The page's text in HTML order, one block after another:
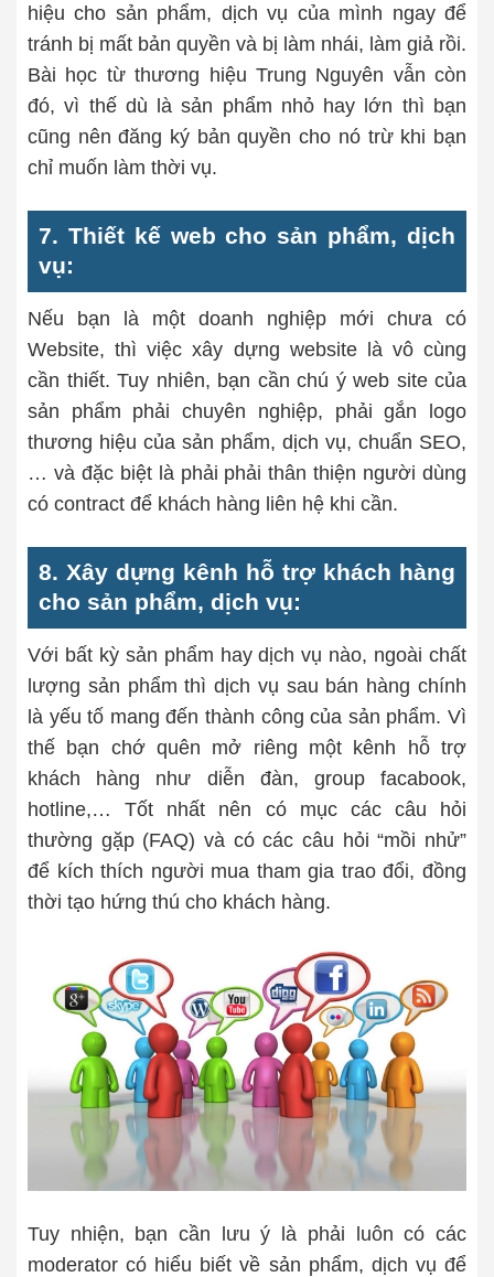
hiệu cho sản phẩm, dịch vụ của mình ngay để
tránh bị mất bản quyền và bị làm nhái, làm giả rồi.
Bài học từ thương hiệu Trung Nguyên vẫn còn
đó, vì thế dù là sản phẩm nhỏ hay lớn thì bạn
cũng nên đăng ký bản quyền cho nó trừ khi bạn
chỉ muốn làm thời vụ.
7. Thiết kế web cho sản phẩm, dịch
vụ:
Nếu bạn là một doanh nghiệp mới chưa có
Website, thì việc xây dựng website là vô cùng
cần thiết. Tuy nhiên, bạn cần chú ý web site của
sản phẩm phải chuyên nghiệp, phải gắn logo
thương hiệu của sản phẩm, dịch vụ, chuẩn SEO,
… và đặc biệt là phải phải thân thiện người dùng
có contract để khách hàng liên hệ khi cần.
8. Xây dựng kênh hỗ trợ khách hàng
cho sản phẩm, dịch vụ:
Với bất kỳ sản phẩm hay dịch vụ nào, ngoài chất
lượng sản phẩm thì dịch vụ sau bán hàng chính
là yếu tố mang đến thành công của sản phẩm. Vì
thế bạn chớ quên mở riêng một kênh hỗ trợ
khách hàng như diễn đàn, group facabook,
hotline,… Tốt nhất nên có mục các câu hỏi
thường gặp (FAQ) và có các câu hỏi “mồi nhử”
để kích thích người mua tham gia trao đổi, đồng
thời tạo hứng thú cho khách hàng.
Tuy nhiện, bạn cần lưu ý là phải luôn có các
moderator có hiểu biết về sản phẩm, dịch vụ để